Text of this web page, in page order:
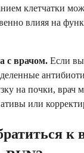
клетчатки
влияя на
с врачом. Если вы
на почки, врач
или
к